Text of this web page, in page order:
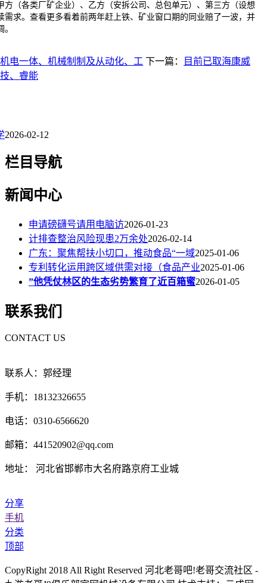
方（各类厂矿企业）、乙方（安拆公司、总包单元）、第三方（设想
需求。查看更多看着前两年赶上铁、矿业窗口期的同业赔了一波，并
电一体、机械制制及从动化、工 下一篇：
目前已取海康威
、睿能
2026-02-12
栏目导航
新闻中心
申请磅礴号请用电脑访2026-01-23
计排查整治风险现患2万余处2026-02-14
广东：聚焦帮扶小切口，推动食品“一域2025-01-06
专利转化运用跨区域供需对接（食品产业2025-01-06
”他凭仗林区的生态劣势繁育了近百箱蜜2026-01-05
联系我们
CONTACT US
联系人：郭经理
手机：18132326655
电话：0310-6566620
邮箱：441520902@qq.com
地址： 河北省邯郸市大名府路京府工业城
分享
手机
分类
顶部
CopyRight 2018 All Right Reserved 河北老哥吧!老哥交流社区 -